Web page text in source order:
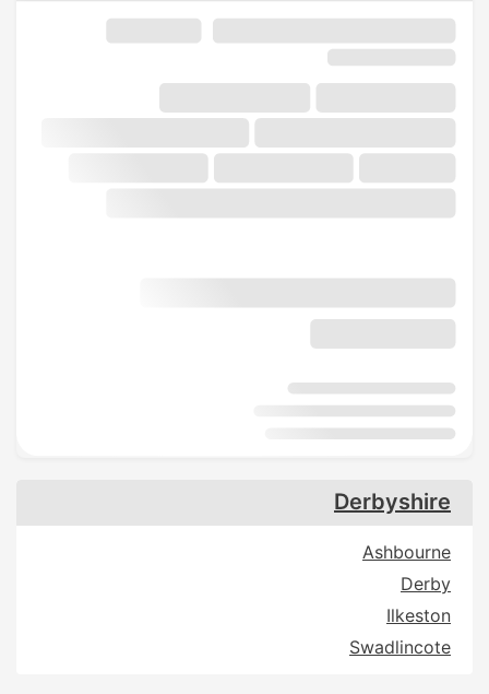
Derbyshire
Ashbourne
Derby
Ilkeston
Swadlincote